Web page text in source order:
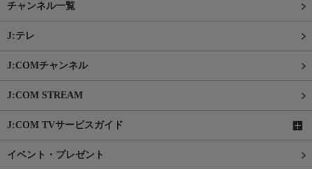
チャンネル一覧
J:テレ
J:COMチャンネル
J:COM STREAM
J:COM TVサービスガイド
イベント・プレゼント